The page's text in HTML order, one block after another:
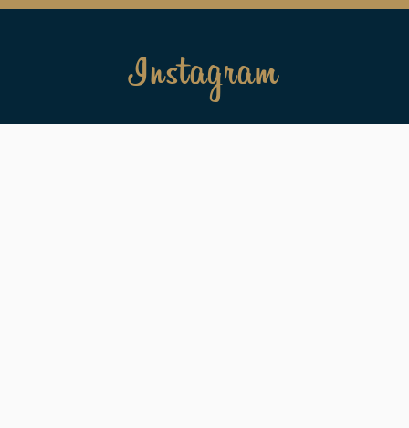
Instagram